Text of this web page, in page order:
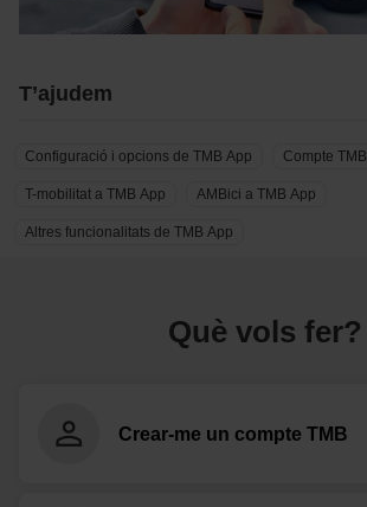
T’ajudem
Configuració i opcions de TMB App Compte TMB
T-mobilitat a TMB App AMBici a TMB App
Altres funcionalitats de TMB App
Què vols fer?
Crear-me un compte TMB